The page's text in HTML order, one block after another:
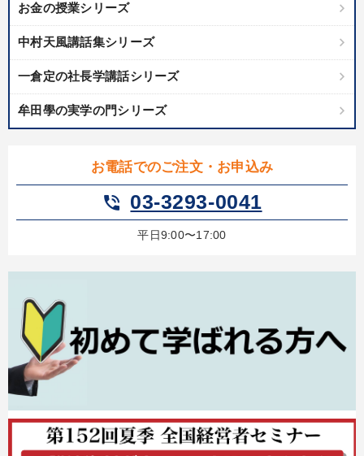
お金の授業シリーズ
中村天風講話集シリーズ
一倉定の社長学講話シリーズ
牟田學の実学の門シリーズ
お電話でのご注文・お申込み
phone_in_talk 03-3293-0041
平日9:00〜17:00